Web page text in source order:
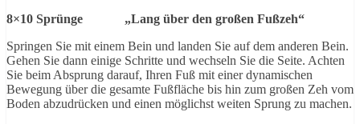
8×10 Sprünge „Lang über den großen Fußzeh“
Springen Sie mit einem Bein und landen Sie auf dem anderen Bein.
Gehen Sie dann einige Schritte und wechseln Sie die Seite. Achten
Sie beim Absprung darauf, Ihren Fuß mit einer dynamischen
Bewegung über die gesamte Fußfläche bis hin zum großen Zeh vom
Boden abzudrücken und einen möglichst weiten Sprung zu machen.